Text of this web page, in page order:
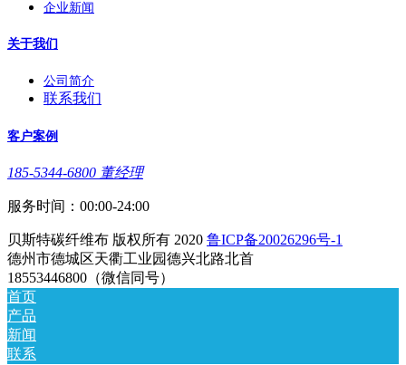
企业新闻
关于我们
公司简介
联系我们
客户案例
185-5344-6800 董经理
服务时间：00:00-24:00
贝斯特碳纤维布 版权所有 2020 鲁ICP备20026296号-1
德州市德城区天衢工业园德兴北路北首
18553446800（微信同号）
首页
产品
新闻
联系